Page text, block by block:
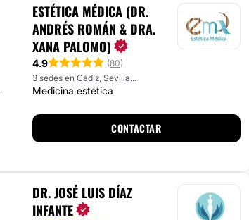
ESTÉTICA MÉDICA (DR.
ANDRÉS ROMÁN & DRA.
XANA PALOMO)
4.9 (80)
3 sedes en Cádiz, Sevilla...
Medicina estética
CONTACTAR
DR. JOSÉ LUIS DÍAZ
INFANTE